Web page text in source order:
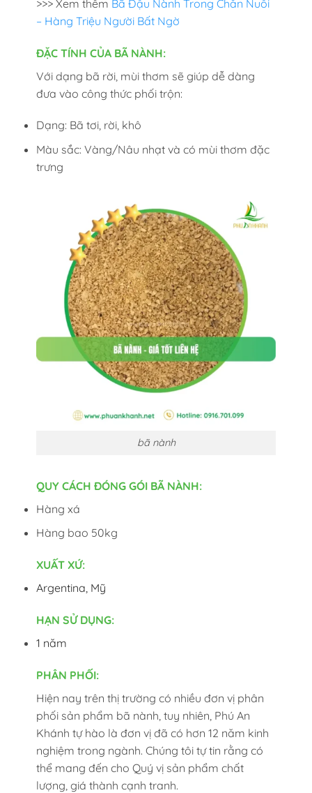
>>> Xem thêm Bã Đậu Nành Trong Chăn Nuôi
– Hàng Triệu Người Bất Ngờ
ĐẶC TÍNH CỦA BÃ NÀNH:
Với dạng bã rời, mùi thơm sẽ giúp dễ dàng
đưa vào công thức phối trộn:
Dạng: Bã tơi, rời, khô
Màu sắc: Vàng/Nâu nhạt và có mùi thơm đặc
trưng
bã nành
QUY CÁCH ĐÓNG GÓI BÃ NÀNH:
Hàng xá
Hàng bao 50kg
XUẤT XỨ:
Argentina, Mỹ
HẠN SỬ DỤNG:
1 năm
PHÂN PHỐI:
Hiện nay trên thị trường có nhiều đơn vị phân
phối sản phẩm bã nành, tuy nhiên, Phú An
Khánh tự hào là đơn vị đã có hơn 12 năm kinh
nghiệm trong ngành. Chúng tôi tự tin rằng có
thể mang đến cho Quý vị sản phẩm chất
lượng, giá thành cạnh tranh.